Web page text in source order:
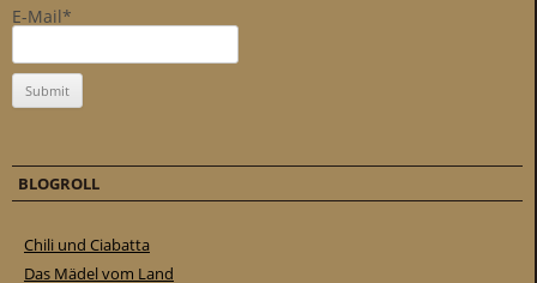
E-Mail*
BLOGROLL
Chili und Ciabatta
Das Mädel vom Land